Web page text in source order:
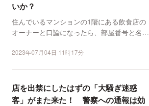
いか？
住んでいるマンションの1階にある飲食店の
オーナーと口論になったら、部屋番号と名前
2023年07月04日 11時17分
店を出禁にしたはずの「大騒ぎ迷惑
客」がまた来た！ 警察への通報は効